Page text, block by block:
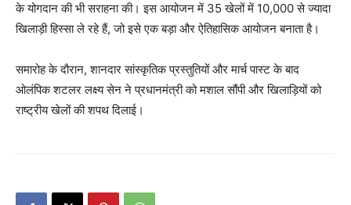
के योगदान की भी सराहना की। इस आयोजन में 35 खेलों में 10,000 से ज्यादा
खिलाड़ी हिस्सा ले रहे हैं, जो इसे एक बड़ा और ऐतिहासिक आयोजन बनाता है।
समारोह के दौरान, शानदार सांस्कृतिक प्रस्तुतियों और मार्च पास्ट के बाद
ओलंपिक शटलर लक्ष्य सेन ने प्रधानमंत्री को मशाल सौंपी और खिलाड़ियों को
राष्ट्रीय खेलों की शपथ दिलाई।